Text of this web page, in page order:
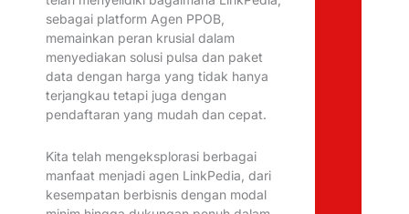
sebagai platform Agen PPOB,
memainkan peran krusial dalam
menyediakan solusi pulsa dan paket
data dengan harga yang tidak hanya
terjangkau tetapi juga dengan
pendaftaran yang mudah dan cepat.
Kita telah mengeksplorasi berbagai
manfaat menjadi agen LinkPedia, dari
kesempatan berbisnis dengan modal